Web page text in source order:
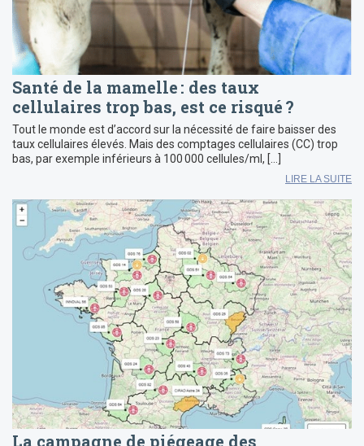
Santé de la mamelle : des taux
cellulaires trop bas, est ce risqué ?
Tout le monde est d’accord sur la nécessité de faire baisser des
taux cellulaires élevés. Mais des comptages cellulaires (CC) trop
bas, par exemple inférieurs à 100 000 cellules/ml, […]
LIRE LA SUITE
La campagne de piégeage des